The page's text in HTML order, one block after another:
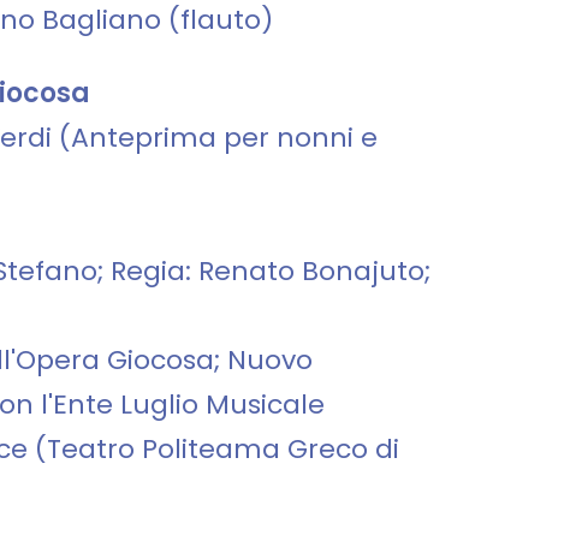
Bagliano (flauto)
(Anteprima per nonni e
Regia: Renato Bonajuto;
Giocosa; Nuovo
l'Ente Luglio Musicale
(Teatro Politeama Greco di